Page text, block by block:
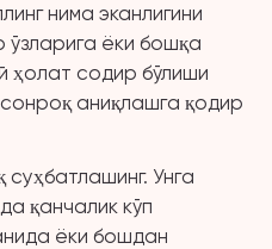
нима эканлигини
ўзларига ёки бошқа
ҳолат содир бўлиши
аниқлашга қодир
Унга
қанчалик кўп
ёки бошдан